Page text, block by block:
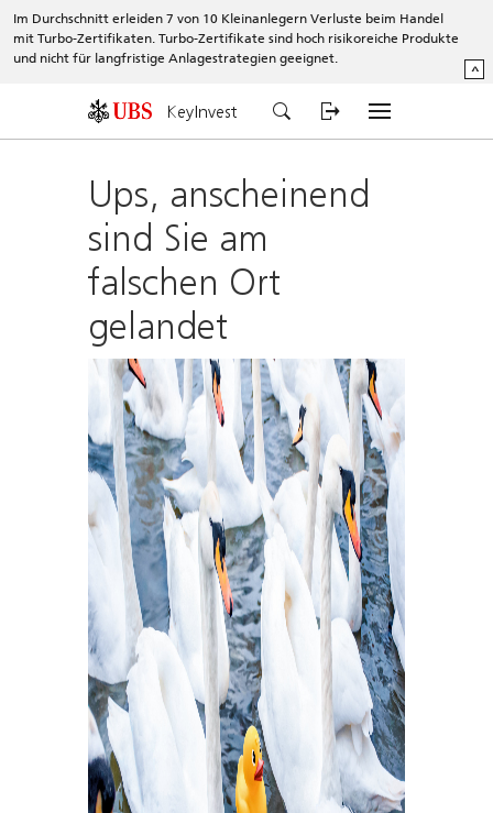
Im Durchschnitt erleiden 7 von 10 Kleinanlegern Verluste beim Handel
mit Turbo-Zertifikaten. Turbo-Zertifikate sind hoch risikoreiche Produkte
und nicht für langfristige Anlagestrategien geeignet.
^
KeyInvest
Ups, anscheinend
sind Sie am
falschen Ort
gelandet